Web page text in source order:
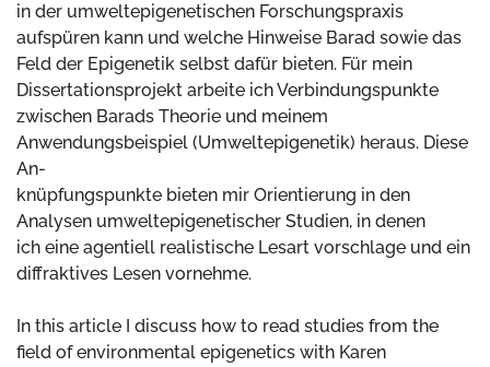
in der umweltepigenetischen Forschungspraxis
aufspüren kann und welche Hinweise Barad sowie das
Feld der Epigenetik selbst dafür bieten. Für mein
Dissertationsprojekt arbeite ich Verbindungspunkte
zwischen Barads Theorie und meinem
Anwendungsbeispiel (Umweltepigenetik) heraus. Diese
An-
knüpfungspunkte bieten mir Orientierung in den
Analysen umweltepigenetischer Studien, in denen
ich eine agentiell realistische Lesart vorschlage und ein
diffraktives Lesen vornehme.
In this article I discuss how to read studies from the
field of environmental epigenetics with Karen